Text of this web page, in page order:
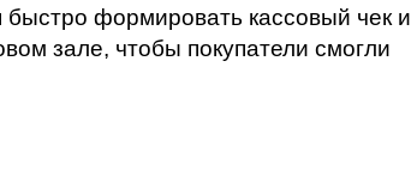
формировать кассовый чек и
зале, чтобы покупатели смогли